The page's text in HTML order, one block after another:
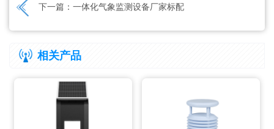
下一篇： 一体化气象监测设备厂家标配
相关产品